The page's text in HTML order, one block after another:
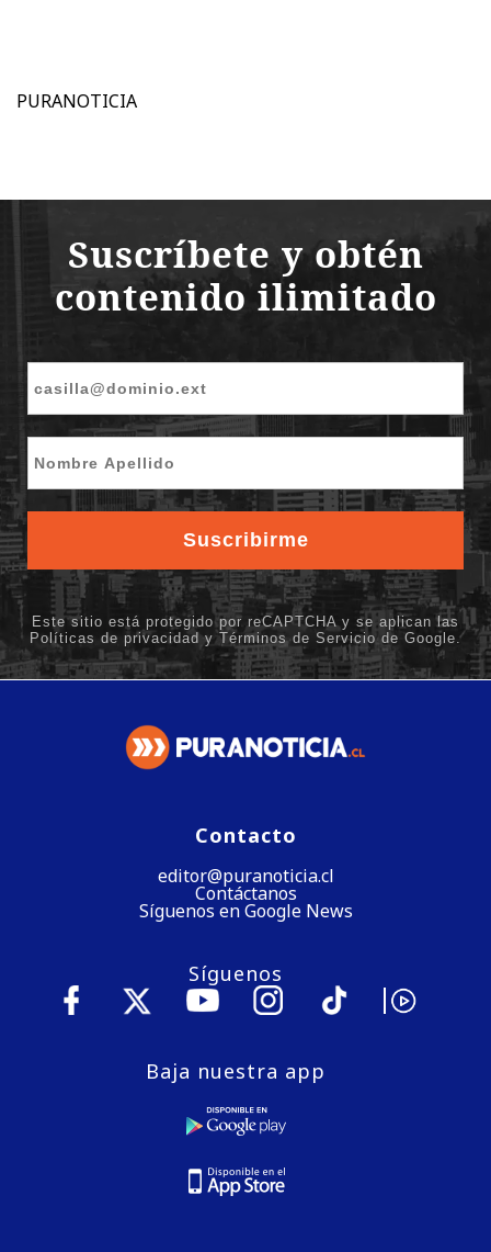
PURANOTICIA
Contacto
editor@puranoticia.cl
Contáctanos
Síguenos en Google News
Síguenos
Baja nuestra app